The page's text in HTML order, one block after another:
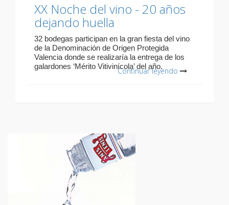
XX Noche del vino - 20 años
dejando huella
32 bodegas participan en la gran fiesta del vino
de la Denominación de Origen Protegida
Valencia donde se realizaría la entrega de los
galardones ‘Mérito Vitivinícola’ del año.
Continuar leyendo